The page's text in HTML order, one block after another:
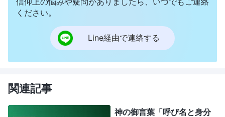
ください。
Line経由で連絡する
関連記事
神の御言葉「呼び名と身分